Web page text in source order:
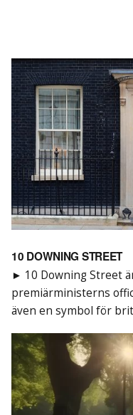
10 DOWNING STREET
► 10 Downing Street
premiärministerns
även en symbol för